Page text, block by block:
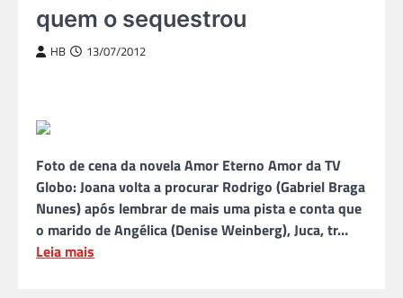
quem o sequestrou
HB 13/07/2012
Foto de cena da novela Amor Eterno Amor da TV
Globo: Joana volta a procurar Rodrigo (Gabriel Braga
Nunes) após lembrar de mais uma pista e conta que
o marido de Angélica (Denise Weinberg), Juca, tr…
Leia mais